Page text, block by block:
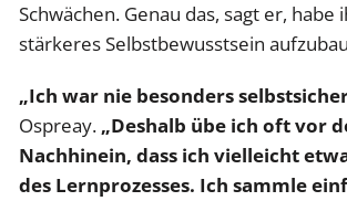
Schwächen. Genau das, sagt er,
stärkeres Selbstbewusstsein
„Ich war nie besonders
Ospreay. „Deshalb übe ich oft vor
Nachhinein, dass ich vielleicht
des Lernprozesses. Ich sammle